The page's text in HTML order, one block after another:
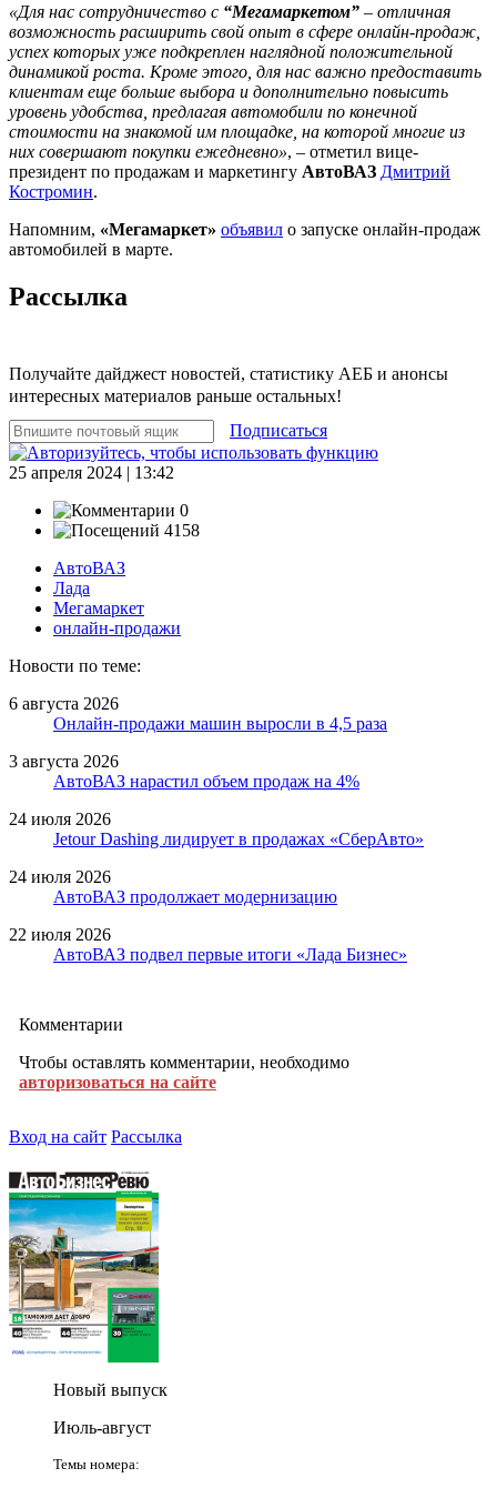
«Для нас сотрудничество с “Мегамаркетом” – отличная
возможность расширить свой опыт в сфере онлайн-продаж,
успех которых уже подкреплен наглядной положительной
динамикой роста. Кроме этого, для нас важно предоставить
клиентам еще больше выбора и дополнительно повысить
уровень удобства, предлагая автомобили по конечной
стоимости на знакомой им площадке, на которой многие из
них совершают покупки ежедневно», – отметил вице-
президент по продажам и маркетингу АвтоВАЗ Дмитрий
Костромин.
Напомним, «Мегамаркет» объявил о запуске онлайн-продаж
автомобилей в марте.
Рассылка
Получайте дайджест новостей, статистику АЕБ и анонсы
интересных материалов раньше остальных!
Подписаться
25 апреля 2024 | 13:42
0
4158
АвтоВАЗ
Лада
Мегамаркет
онлайн-продажи
Новости по теме:
6 августа 2026
Онлайн-продажи машин выросли в 4,5 раза
3 августа 2026
АвтоВАЗ нарастил объем продаж на 4%
24 июля 2026
Jetour Dashing лидирует в продажах «СберАвто»
24 июля 2026
АвтоВАЗ продолжает модернизацию
22 июля 2026
АвтоВАЗ подвел первые итоги «Лада Бизнес»
Комментарии
Чтобы оставлять комментарии, необходимо
авторизоваться на сайте
Вход на сайт Рассылка
Новый выпуск
Июль-август
Темы номера: